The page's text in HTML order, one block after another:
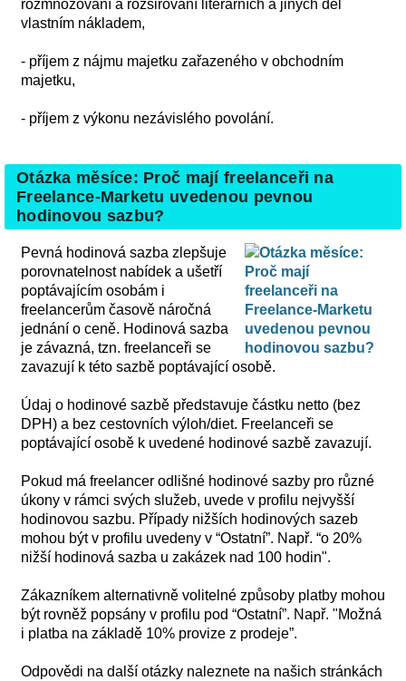
rozmnožování a rozšiřování literárních a jiných děl
vlastním nákladem,
- příjem z nájmu majetku zařazeného v obchodním
majetku,
- příjem z výkonu nezávislého povolání.
Otázka měsíce: Proč mají freelanceři na
Freelance-Marketu uvedenou pevnou
hodinovou sazbu?
Pevná hodinová sazba zlepšuje
porovnatelnost nabídek a ušetří
poptávajícím osobám i
freelancerům časově náročná
jednání o ceně. Hodinová sazba
je závazná, tzn. freelanceři se
zavazují k této sazbě poptávající osobě.
Údaj o hodinové sazbě představuje částku netto (bez
DPH) a bez cestovních výloh/diet. Freelanceři se
poptávající osobě k uvedené hodinové sazbě zavazují.
Pokud má freelancer odlišné hodinové sazby pro různé
úkony v rámci svých služeb, uvede v profilu nejvyšší
hodinovou sazbu. Případy nižších hodinových sazeb
mohou být v profilu uvedeny v “Ostatní”. Např. “o 20%
nižší hodinová sazba u zakázek nad 100 hodin".
Zákazníkem alternativně volitelné způsoby platby mohou
být rovněž popsány v profilu pod “Ostatní”. Např. "Možná
i platba na základě 10% provize z prodeje”.
Odpovědi na další otázky naleznete na našich stránkách